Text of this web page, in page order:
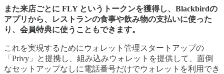
また来店ごとに FLY というトークンを獲得し、Blackbirdの
アプリから、レストランの食事や飲み物の支払いに使った
り、会員特典に使うこともできます。
これを実現するためにウォレット管理スタートアップの
「Privy」と提携し、組み込みウォレットを提供して、面倒
なセットアップなしに電話番号だけでウォレットを利用でき